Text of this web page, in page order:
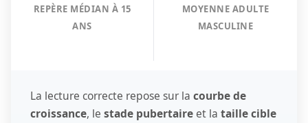
REPÈRE MÉDIAN À 15
ANS
MOYENNE ADULTE
MASCULINE
La lecture correcte repose sur la courbe de
croissance, le stade pubertaire et la taille cible